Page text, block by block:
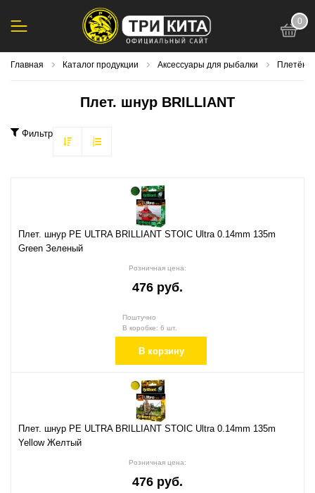
0
Главная Каталог продукции Аксессуары для рыбалки
Плет. шнур BRILLIANT
Фильтр
Плет. шнур PE ULTRA BRILLIANT STOIC Ultra 0.14mm 135m
Green Зеленый
Розничная цена:
476 руб.
Поштучно
В коробке: 6 шт.
В корзину
Плет. шнур PE ULTRA BRILLIANT STOIC Ultra 0.14mm 135m
Yellow Желтый
Розничная цена:
476 руб.